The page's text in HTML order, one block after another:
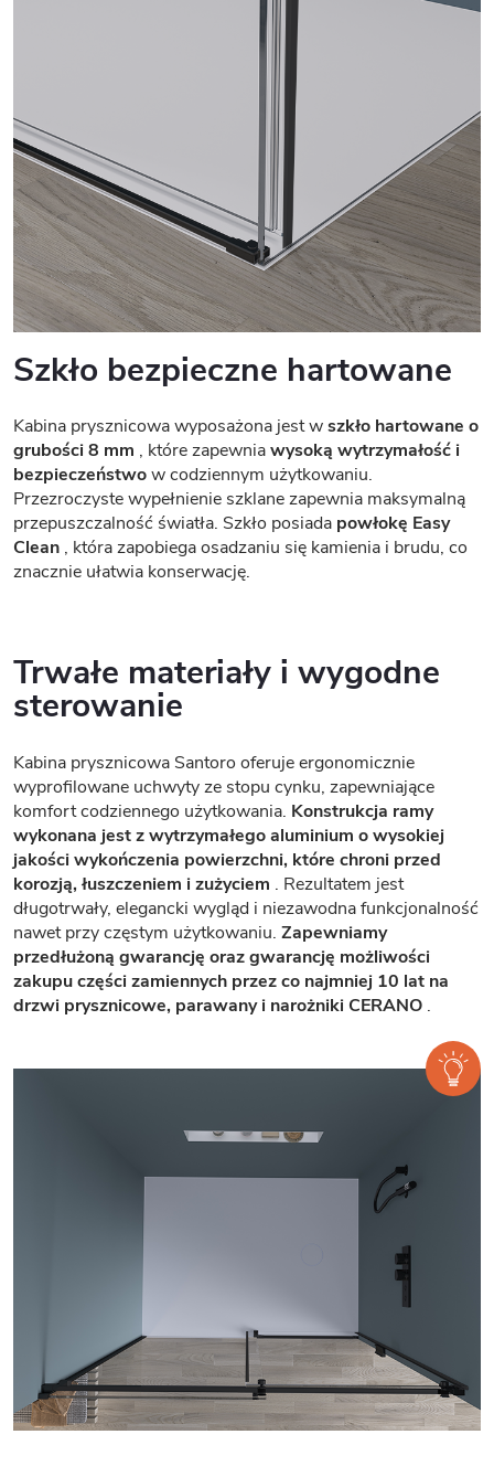
Szkło bezpieczne hartowane
Kabina prysznicowa wyposażona jest wszkło hartowane o
grubości 8 mm , które zapewniawysoką wytrzymałość i
bezpieczeństwow codziennym użytkowaniu.
Przezroczyste wypełnienie szklane zapewnia maksymalną
przepuszczalność światła. Szkło posiada powłokę Easy
Clean , która zapobiega osadzaniu się kamienia i brudu, co
znacznie ułatwia konserwację.
Trwałe materiały i wygodne
sterowanie
Kabina prysznicowa Santoro oferuje ergonomicznie
wyprofilowane uchwyty ze stopu cynku, zapewniające
komfort codziennego użytkowania. Konstrukcja ramy
wykonana jest z wytrzymałego aluminium o wysokiej
jakości wykończenia powierzchni, które chroni przed
korozją, łuszczeniem i zużyciem . Rezultatem jest
długotrwały, elegancki wygląd i niezawodna funkcjonalność
nawet przy częstym użytkowaniu. Zapewniamy
przedłużoną gwarancję oraz gwarancję możliwości
zakupu części zamiennych przez co najmniej 10 lat na
drzwi prysznicowe, parawany i narożniki CERANO .